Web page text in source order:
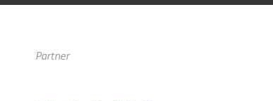
Partner